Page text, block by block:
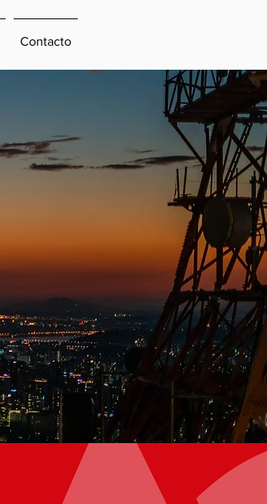
Contacto